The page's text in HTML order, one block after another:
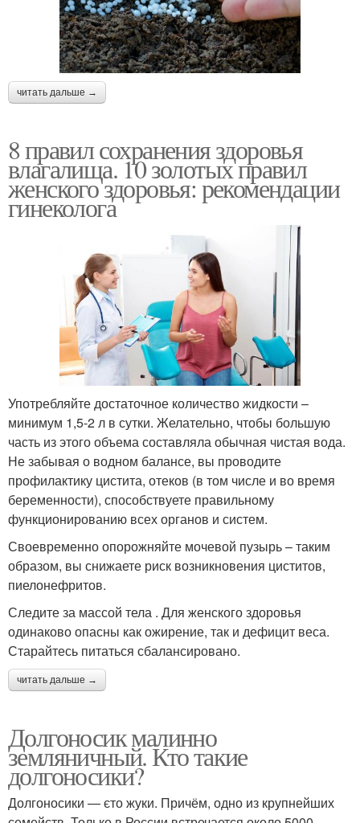
читать дальше →
8 правил сохранения здоровья
влагалища. 10 золотых правил
женского здоровья: рекомендации
гинеколога
Употребляйте достаточное количество жидкости –
минимум 1,5-2 л в сутки. Желательно, чтобы большую
часть из этого объема составляла обычная чистая вода.
Не забывая о водном балансе, вы проводите
профилактику цистита, отеков (в том числе и во время
беременности), способствуете правильному
функционированию всех органов и систем.
Своевременно опорожняйте мочевой пузырь – таким
образом, вы снижаете риск возникновения циститов,
пиелонефритов.
Следите за массой тела . Для женского здоровья
одинаково опасны как ожирение, так и дефицит веса.
Старайтесь питаться сбалансировано.
читать дальше →
Долгоносик малинно
земляничный. Кто такие
долгоносики?
Долгоносики — єто жуки. Причём, одно из крупнейших